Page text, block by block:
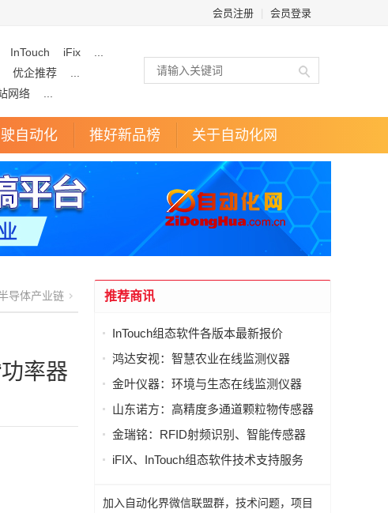
会员注册 会员登录
InTouch iFix
优企推荐
网络
自动化 推好新品榜 关于自动化网
导体产业链
率器
推荐商讯
InTouch组态软件各版本最新报价
鸿达安视：智慧农业在线监测仪器
金叶仪器：环境与生态在线监测仪器
山东诺方：高精度多通道颗粒物传感器
金瑞铭：RFID射频识别、智能传感器
iFIX、InTouch组态软件技术支持服务
加入自动化界微信联盟群，技术问题，项目